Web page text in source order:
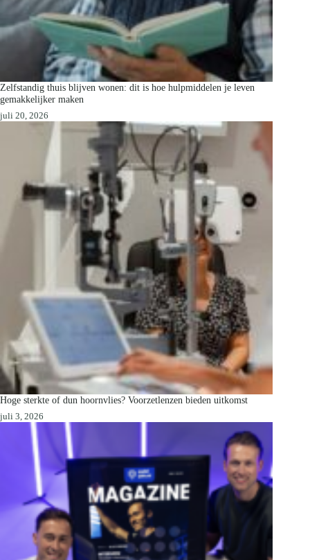
Zelfstandig thuis blijven wonen: dit is hoe hulpmiddelen je leven
gemakkelijker maken
juli 20, 2026
Hoge sterkte of dun hoornvlies? Voorzetlenzen bieden uitkomst
juli 3, 2026